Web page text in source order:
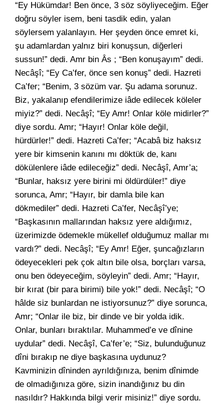
“Ey Hükümdar! Ben önce, 3 söz söyliyeceğim. Eğer
doğru söyler isem, beni tasdik edin, yalan
söylersem yalanlayın. Her şeyden önce emret ki,
şu adamlardan yalnız biri konuşsun, diğerleri
sussun!” dedi. Amr bin Âs ; “Ben konuşayım” dedi.
Necâşî; “Ey Ca’fer, önce sen konuş” dedi. Hazreti
Ca’fer; “Benim, 3 sözüm var. Şu adama sorunuz.
Biz, yakalanıp efendilerimize iâde edilecek köleler
miyiz?” dedi. Necâşî; “Ey Amr! Onlar köle midirler?”
diye sordu. Amr; “Hayır! Onlar köle değil,
hürdürler!” dedi. Hazreti Ca’fer; “Acabâ biz haksız
yere bir kimsenin kanını mı döktük de, kanı
dökülenlere iâde edileceğiz” dedi. Necâşî, Amr’a;
“Bunlar, haksız yere birini mi öldürdüler!” diye
sorunca, Amr; “Hayır, bir damla bile kan
dökmediler” dedi. Hazreti Ca’fer, Necâşî’ye;
“Başkasının mallarından haksız yere aldığımız,
üzerimizde ödemekle mükellef olduğumuz mallar mı
vardı?” dedi. Necâşî; “Ey Amr! Eğer, şuncağızların
ödeyecekleri pek çok altın bile olsa, borçları varsa,
onu ben ödeyeceğim, söyleyin” dedi. Amr; “Hayır,
bir kırat (bir para birimi) bile yok!” dedi. Necâşî; “O
hâlde siz bunlardan ne istiyorsunuz?” diye sorunca,
Amr; “Onlar ile biz, bir dinde ve bir yolda idik.
Onlar, bunları bıraktılar. Muhammed’e ve dînine
uydular” dedi. Necâşî, Ca’fer’e; “Siz, bulunduğunuz
dîni bırakıp ne diye başkasına uydunuz?
Kavminizin dîninden ayrıldığınıza, benim dînimde
de olmadığınıza göre, sizin inandığınız bu din
nasıldır? Hakkında bilgi verir misiniz!” diye sordu.